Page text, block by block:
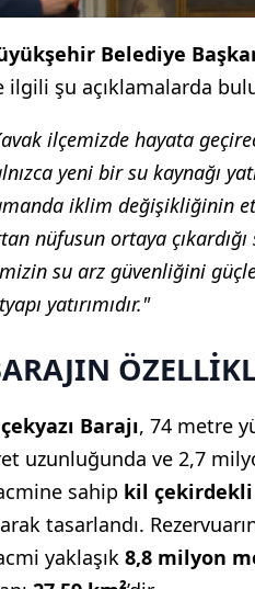
Belediye
ilgili şu açıklamalarda
ilçemizde hayata
yeni bir su kaynağı
iklim değişikliğinin
nüfusun ortaya çıkardığı
su arz güvenliğini
yatırımıdır."
Barajı, 74 metre
uzunluğunda ve 2,7
sahip kil
tasarlandı.
yaklaşık 8,8 milyon